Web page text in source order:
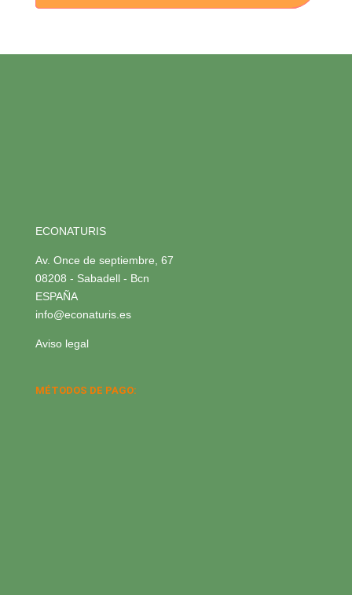
ECONATURIS
Av. Once de septiembre, 67
08208 - Sabadell - Bcn
ESPAÑA
info@econaturis.es
Aviso legal
MÉTODOS DE PAGO: